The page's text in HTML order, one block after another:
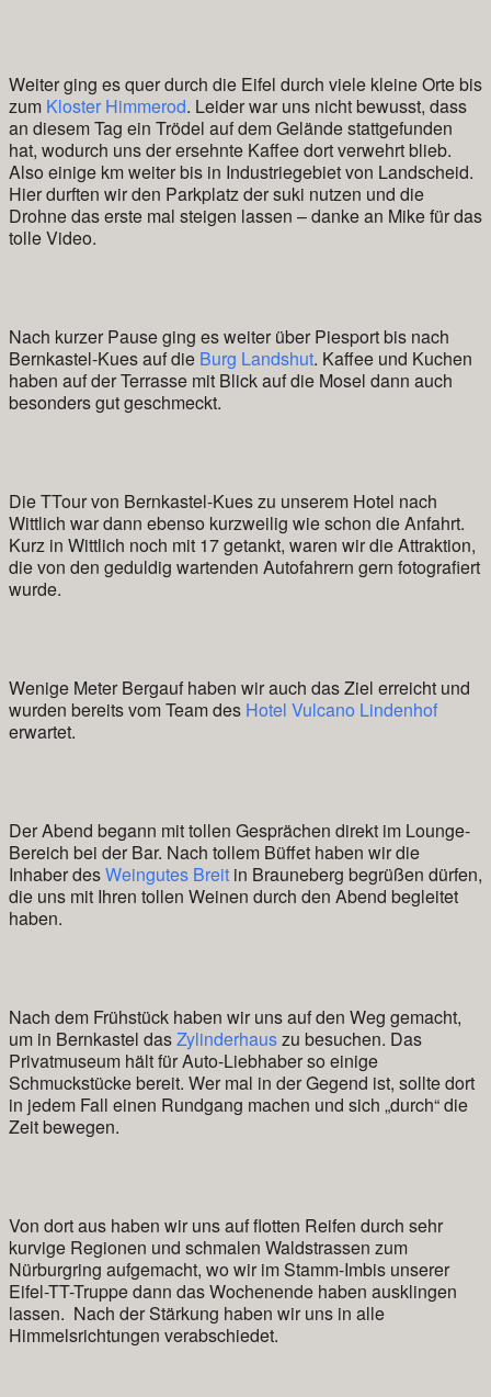
Weiter ging es quer durch die Eifel durch viele kleine Orte bis
zum Kloster Himmerod. Leider war uns nicht bewusst, dass
an diesem Tag ein Trödel auf dem Gelände stattgefunden
hat, wodurch uns der ersehnte Kaffee dort verwehrt blieb.
Also einige km weiter bis in Industriegebiet von Landscheid.
Hier durften wir den Parkplatz der suki nutzen und die
Drohne das erste mal steigen lassen – danke an Mike für das
tolle Video.
Nach kurzer Pause ging es weiter über Piesport bis nach
Bernkastel-Kues auf die Burg Landshut. Kaffee und Kuchen
haben auf der Terrasse mit Blick auf die Mosel dann auch
besonders gut geschmeckt.
Die TTour von Bernkastel-Kues zu unserem Hotel nach
Wittlich war dann ebenso kurzweilig wie schon die Anfahrt.
Kurz in Wittlich noch mit 17 getankt, waren wir die Attraktion,
die von den geduldig wartenden Autofahrern gern fotografiert
wurde.
Wenige Meter Bergauf haben wir auch das Ziel erreicht und
wurden bereits vom Team des Hotel Vulcano Lindenhof
erwartet.
Der Abend begann mit tollen Gesprächen direkt im Lounge-
Bereich bei der Bar. Nach tollem Büffet haben wir die
Inhaber desWeingutes Breit in Brauneberg begrüßen dürfen,
die uns mit Ihren tollen Weinen durch den Abend begleitet
haben.
Nach dem Frühstück haben wir uns auf den Weg gemacht,
um in Bernkastel dasZylinderhauszu besuchen. Das
Privatmuseum hält für Auto-Liebhaber so einige
Schmuckstücke bereit. Wer mal in der Gegend ist, sollte dort
in jedem Fall einen Rundgang machen und sich „durch“ die
Zeit bewegen.
Von dort aus haben wir uns auf flotten Reifen durch sehr
kurvige Regionen und schmalen Waldstrassen zum
Nürburgring aufgemacht, wo wir im Stamm-Imbis unserer
Eifel-TT-Truppe dann das Wochenende haben ausklingen
lassen. Nach der Stärkung haben wir uns in alle
Himmelsrichtungen verabschiedet.